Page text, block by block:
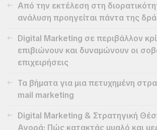
Από την εκτέλεση στη
ανάλυση προηγείται πάντα της
Digital Marketing σε περιβάλλον
επιβιώνουν και δυναμώνουν οι
επιχειρήσεις
Τα βήματα για μια πετυχημένη
mail marketing
Digital Marketing & Στρατηγική
Αγορά: Πώς κατακτάς μυαλό και